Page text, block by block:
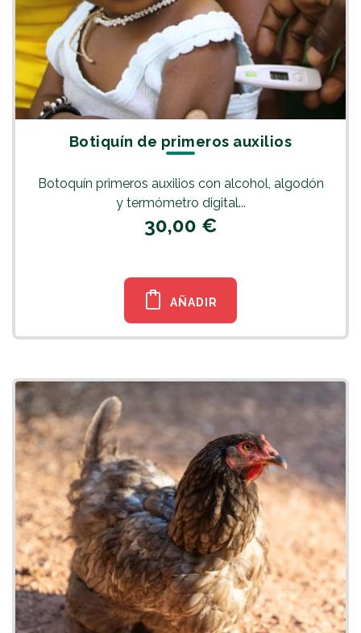
Botiquín de primeros auxilios
Botoquín primeros auxilios con alcohol, algodón
y termómetro digital...
30,00 €
AÑADIR